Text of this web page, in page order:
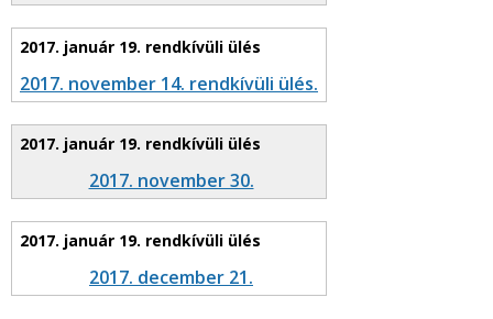
2017. november 14. rendkívüli ülés.
2017. november 30.
2017. december 21.